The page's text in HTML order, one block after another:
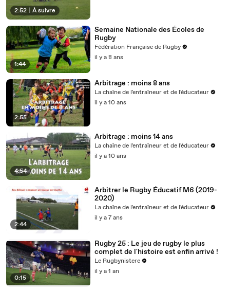
2:52 À suivre
1:44
Semaine Nationale des Écoles de
Rugby
Fédération Française de Rugby
il y a 8 ans
2:55
Arbitrage : moins 8 ans
La chaîne de l'entraîneur et de l'éducateur
il y a 10 ans
4:54
Arbitrage : moins 14 ans
La chaîne de l'entraîneur et de l'éducateur
il y a 10 ans
2:44
Arbitrer le Rugby Éducatif M6 (2019-
2020)
La chaîne de l'entraîneur et de l'éducateur
il y a 7 ans
0:15
Rugby 25 : Le jeu de rugby le plus
complet de l'histoire est enfin arrivé !
Le Rugbynistere
il y a 1 an